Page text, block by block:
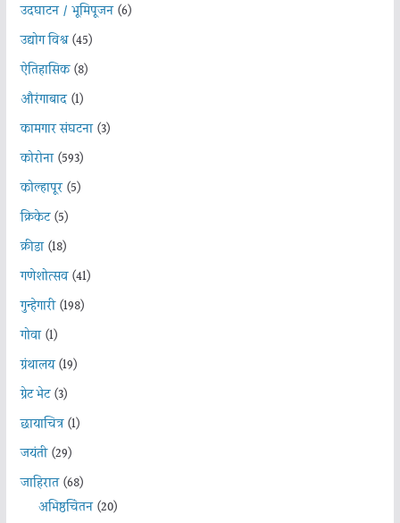
उदघाटन / भूमिपूजन(6)
उद्योग विश्व(45)
ऐतिहासिक(8)
औरंगाबाद(1)
कामगार संघटना(3)
कोरोना(593)
कोल्हापूर(5)
क्रिकेट(5)
क्रीडा(18)
गणेशोत्सव(41)
गुन्हेगारी(198)
गोवा(1)
ग्रंथालय(19)
ग्रेट भेट(3)
छायाचित्र(1)
जयंती(29)
जाहिरात(68)
अभिष्ठचिंतन(20)